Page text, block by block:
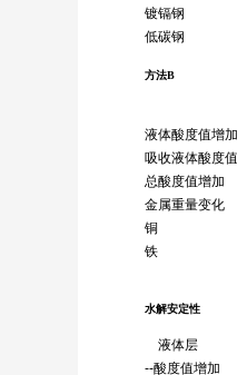
镀镉钢 -
低碳钢 -
方法B
液体酸度值
吸收液体酸
总酸度值增
金属重量变化
铜
铁
水解安定
液体层
--酸度值增